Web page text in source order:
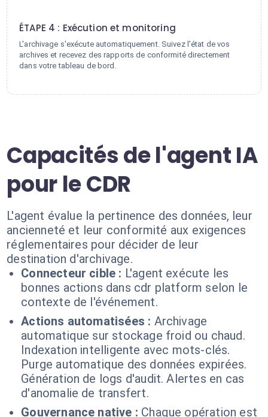
ÉTAPE 4 : Exécution et monitoring
L'archivage s'exécute automatiquement. Suivez l'état de vos
archives et recevez des rapports de conformité directement
dans votre tableau de bord.
Capacités de l'agent IA
pour le CDR
L'agent évalue la pertinence des données, leur
ancienneté et leur conformité aux exigences
réglementaires pour décider de leur
destination d'archivage.
Connecteur cible : L'agent exécute les
bonnes actions dans cdr platform selon le
contexte de l'événement.
Actions automatisées : Archivage
automatique sur stockage froid ou chaud.
Indexation intelligente avec mots-clés.
Purge automatique des données expirées.
Génération de logs d'audit. Alertes en cas
d'anomalie de transfert.
Gouvernance native : Chaque opération est